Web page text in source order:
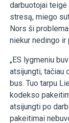
darbuotojai
stresą, miego
Nors ši
niekur nedingo ir
„ES lygmeniu
atsijungti, tačiau
bus. Tuo tarpu
kodekso
atsijungti po
pakeitimai